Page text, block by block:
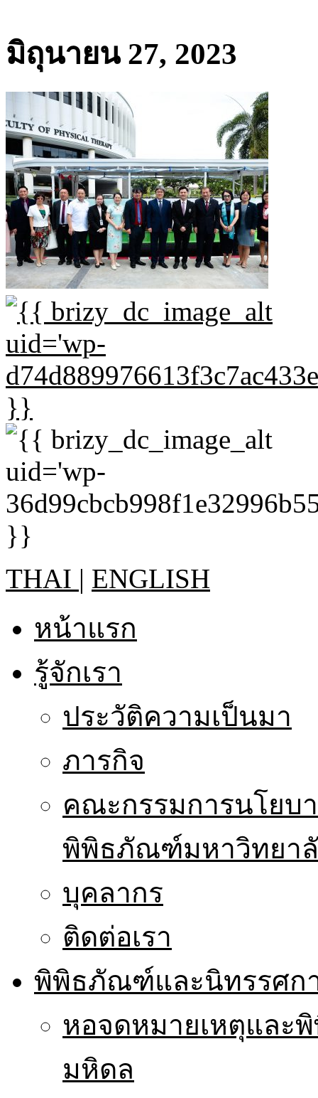
มิถุนายน 27, 2023
THAI | ENGLISH
หน้าแรก
รู้จักเรา
ประวัติความเป็นมา
ภารกิจ
คณะกรรมการนโยบ
พิพิธภัณฑ์มหาวิทยา
บุคลากร
ติดต่อเรา
พิพิธภัณฑ์และนิทรรศก
หอจดหมายเหตุและ
มหิดล